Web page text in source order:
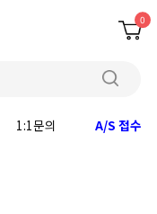
0
1:1문의 A/S 접수